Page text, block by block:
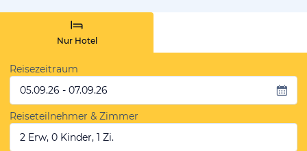
Nur Hotel
Reisezeitraum
05.09.26 - 07.09.26
Reiseteilnehmer & Zimmer
2 Erw, 0 Kinder, 1 Zi.